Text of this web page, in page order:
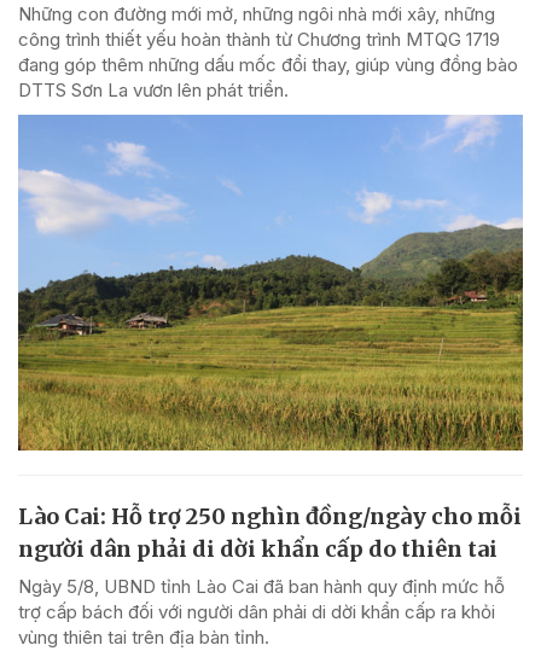
Những con đường mới mở, những ngôi nhà mới xây, những
công trình thiết yếu hoàn thành từ Chương trình MTQG 1719
đang góp thêm những dấu mốc đổi thay, giúp vùng đồng bào
DTTS Sơn La vươn lên phát triển.
Lào Cai: Hỗ trợ 250 nghìn đồng/ngày cho mỗi
người dân phải di dời khẩn cấp do thiên tai
Ngày 5/8, UBND tỉnh Lào Cai đã ban hành quy định mức hỗ
trợ cấp bách đối với người dân phải di dời khẩn cấp ra khỏi
vùng thiên tai trên địa bàn tỉnh.